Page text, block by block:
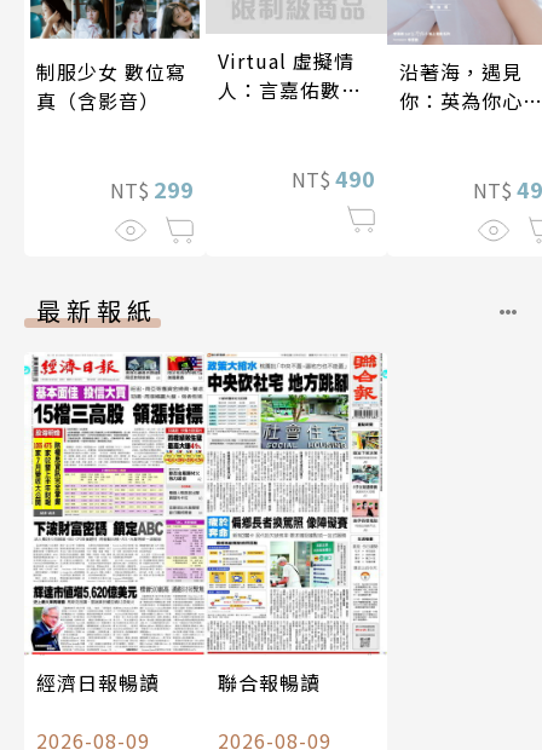
制服少女 數位寫
真（含影音）
NT$ 299
Virtual 虛擬情
人：言嘉佑數位
NT$ 490
沿著海，遇見
你：英為你心動
NT$
最新報紙
經濟日報暢讀
2026-08-09
聯合報暢讀
2026-08-09